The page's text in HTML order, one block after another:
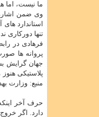
ما نیست، اما
وی ضمن
استاندارد
تنها دورکاری
فرهادی در
پروانه ها
جهان گرایش
پلاستیکی
منبع: وزارت
حرف آخر
دارد. اگر